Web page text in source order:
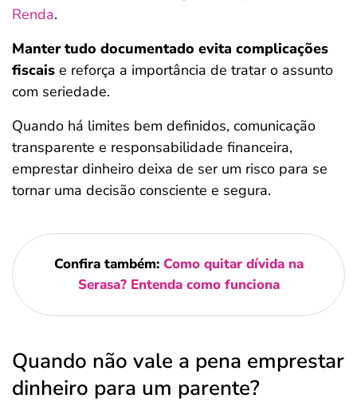
Renda.
Manter tudo documentado evita complicações
fiscais e reforça a importância de tratar o assunto
com seriedade.
Quando há limites bem definidos, comunicação
transparente e responsabilidade financeira,
emprestar dinheiro deixa de ser um risco para se
tornar uma decisão consciente e segura.
Confira também: Como quitar dívida na
Serasa? Entenda como funciona
Quando não vale a pena emprestar
dinheiro para um parente?